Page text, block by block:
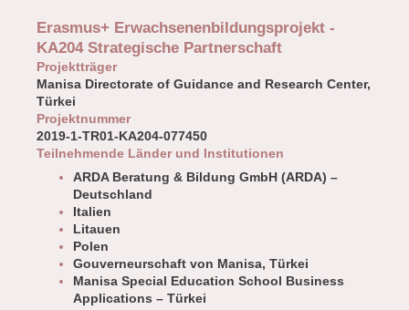
Erasmus+ Erwachsenenbildungsprojekt -
KA204 Strategische Partnerschaft
Projektträger
Manisa Directorate of Guidance and Research Center,
Türkei
Projektnummer
2019-1-TR01-KA204-077450
Teilnehmende Länder und Institutionen
ARDA Beratung & Bildung GmbH (ARDA) –
Deutschland
Italien
Litauen
Polen
Gouverneurschaft von Manisa, Türkei
Manisa Special Education School Business
Applications – Türkei